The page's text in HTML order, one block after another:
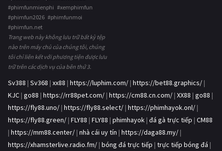
#phimfunmienphi #xemphimfun
#phimfun2026 #phimfunmoi
#phimfun.net
Trang web này không lưu trữ bất kỳ tệp
nào trên máy chủ của chúng tôi, chúng
tôi chỉ liên kết với phương tiện được lưu
trữ trên các dịch vụ của bên thứ 3.
Sv388 | Sv368 | xx88 | https://luphim.com/ | https://bet88.graphics/ |
KJC | go88 | https://rr88pet.com/ | https://cm88.cn.com/ | XX88 | go88 |
https://fly88.uno/ | https://fly88.select/ | https://phimhayok.onl/ |
https://fly88.green/ | FLY88 | FLY88 | phimhayok | đá gà trực tiếp | CM88
| https://mm88.center/ | nhà cái uy tín | https://daga88.my/ |
https://xhamsterlive.radio.fm/ | bóng đá trực tiếp | trực tiếp bóng đá |